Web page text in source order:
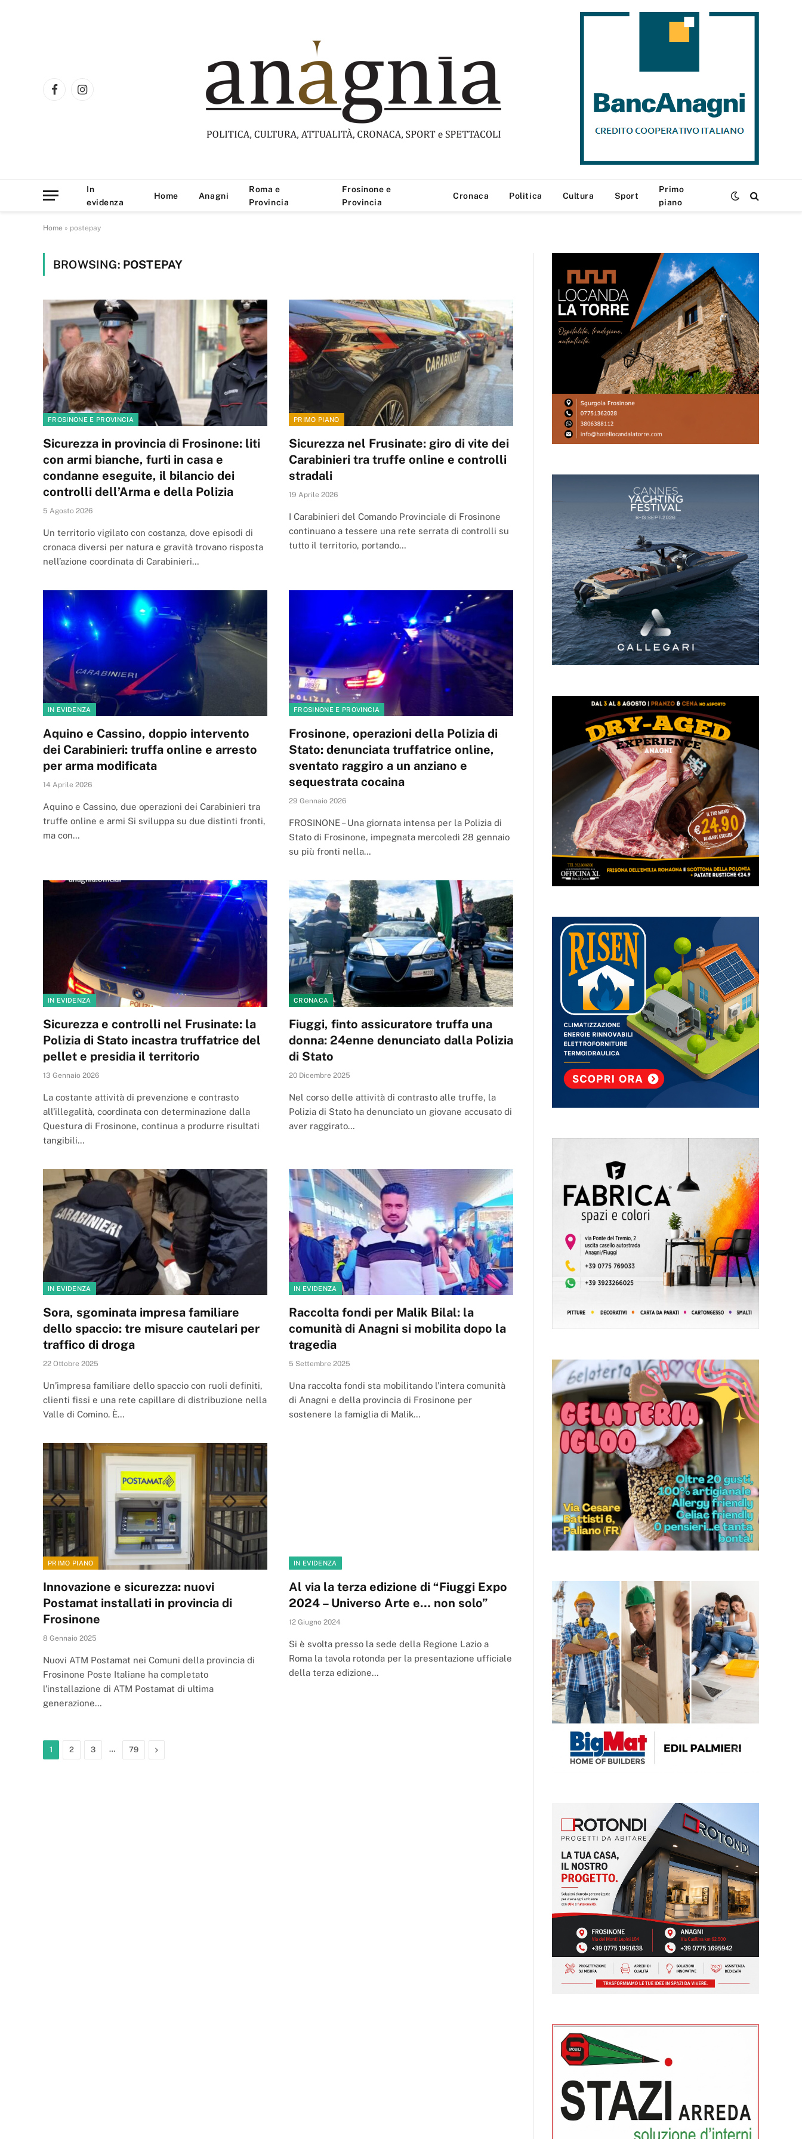
FacebookInstagram
In
evidenza
Home Anagni
Roma e
Provincia
Frosinone e
Provincia
Cronaca Politica Cultura Sport
Primo
piano
Home » postepay
BROWSING: POSTEPAY
FROSINONE E PROVINCIA
Sicurezza in provincia di Frosinone: liti
con armi bianche, furti in casa e
condanne eseguite, il bilancio dei
controlli dell’Arma e della Polizia
5 Agosto 2026
Un territorio vigilato con costanza, dove episodi di
cronaca diversi per natura e gravità trovano risposta
nell’azione coordinata di Carabinieri…
PRIMO PIANO
Sicurezza nel Frusinate: giro di vite dei
Carabinieri tra truffe online e controlli
stradali
19 Aprile 2026
I Carabinieri del Comando Provinciale di Frosinone
continuano a tessere una rete serrata di controlli su
tutto il territorio, portando…
IN EVIDENZA
Aquino e Cassino, doppio intervento
dei Carabinieri: truffa online e arresto
per arma modificata
14 Aprile 2026
Aquino e Cassino, due operazioni dei Carabinieri tra
truffe online e armi Si sviluppa su due distinti fronti,
ma con…
FROSINONE E PROVINCIA
Frosinone, operazioni della Polizia di
Stato: denunciata truffatrice online,
sventato raggiro a un anziano e
sequestrata cocaina
29 Gennaio 2026
FROSINONE – Una giornata intensa per la Polizia di
Stato di Frosinone, impegnata mercoledì 28 gennaio
su più fronti nella…
IN EVIDENZA
Sicurezza e controlli nel Frusinate: la
Polizia di Stato incastra truffatrice del
pellet e presidia il territorio
13 Gennaio 2026
La costante attività di prevenzione e contrasto
all’illegalità, coordinata con determinazione dalla
Questura di Frosinone, continua a produrre risultati
tangibili…
CRONACA
Fiuggi, finto assicuratore truffa una
donna: 24enne denunciato dalla Polizia
di Stato
20 Dicembre 2025
Nel corso delle attività di contrasto alle truffe, la
Polizia di Stato ha denunciato un giovane accusato di
aver raggirato…
IN EVIDENZA
Sora, sgominata impresa familiare
dello spaccio: tre misure cautelari per
traffico di droga
22 Ottobre 2025
Un’impresa familiare dello spaccio con ruoli definiti,
clienti fissi e una rete capillare di distribuzione nella
Valle di Comino. È…
IN EVIDENZA
Raccolta fondi per Malik Bilal: la
comunità di Anagni si mobilita dopo la
tragedia
5 Settembre 2025
Una raccolta fondi sta mobilitando l’intera comunità
di Anagni e della provincia di Frosinone per
sostenere la famiglia di Malik…
PRIMO PIANO
Innovazione e sicurezza: nuovi
Postamat installati in provincia di
Frosinone
8 Gennaio 2025
Nuovi ATM Postamat nei Comuni della provincia di
Frosinone Poste Italiane ha completato
l’installazione di ATM Postamat di ultima
generazione…
IN EVIDENZA
Al via la terza edizione di “Fiuggi Expo
2024 – Universo Arte e… non solo”
12 Giugno 2024
Si è svolta presso la sede della Regione Lazio a
Roma la tavola rotonda per la presentazione ufficiale
della terza edizione…
1 2 3 … 79 Next